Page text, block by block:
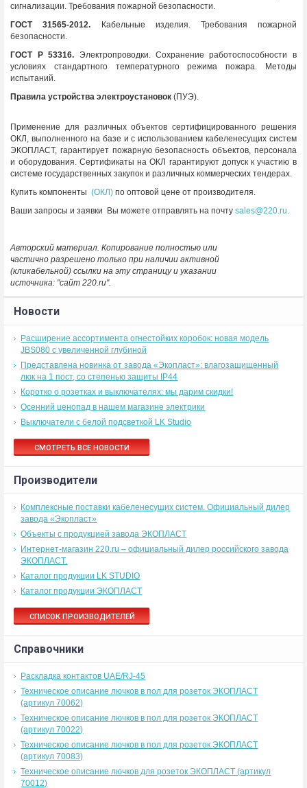
сигнализации. Требования пожарной безопасности.
ГОСТ 31565-2012. Кабельные изделия. Требования пожарной
безопасности.
ГОСТ Р 53316. Электропроводки. Сохранение работоспособности в
условиях стандартного температурного режима пожара. Методы
испытаний.
Правила устройства электроустановок (ПУЭ).
Применение для различных объектов сертифицированного решения
ОКЛ, выполненного на базе и с использованием кабеленесущих систем
ЭКОПЛАСТ, гарантирует пожарную безопасность объектов, персонала
и оборудования. Сертификаты на ОКЛ гарантируют допуск к участию в
системе государственных закупок и различных коммерческих тендерах.
Купить компоненты(ОКЛ) по оптовой цене от производителя.
Ваши запросы и заявки Вы можете отправлять на почтуsales@220.ru.
Авторский материал. Копирование полностью или
частично разрешено только при наличии активной
(кликабельной) ссылки на эту страницу и указании
источника: "сайт 220.ru".
Новости
Расширение ассортимента огнестойких коробок: новая модель
JBS080 с увеличенной глубиной
Представлена новинка от завода «Экопласт»: влагозащищенный
люк на 1 пост, со степенью защиты IP44
Коротко о розетках и выключателях: мы дарим скидки!
Осенний ценопад в нашем магазине электрики
Выключатели с белой подсветкой LK Studio
СМОТРЕТЬ ВСЕ НОВОСТИ
Производители
Комплексные поставки кабеленесущих систем. Официальный дилер
завода «Экопласт»
Объекты с продукцией завода ЭКОПЛАСТ
Интернет-магазин 220.ru – официальный дилер российского завода
ЭКОПЛАСТ.
Каталог продукции LK STUDIO
Каталог продукции ЭКОПЛАСТ
СПИСОК ПРОИЗВОДИТЕЛЕЙ
Справочники
Раскладка контактов UAE/RJ-45
Техническое описание лючков в пол для розеток ЭКОПЛАСТ
(артикул 70062)
Техническое описание лючков в пол для розеток ЭКОПЛАСТ
(артикул 70022)
Техническое описание лючков в пол для розеток ЭКОПЛАСТ
(артикул 70083)
Техническое описание лючков для розеток ЭКОПЛАСТ (артикул
70012)